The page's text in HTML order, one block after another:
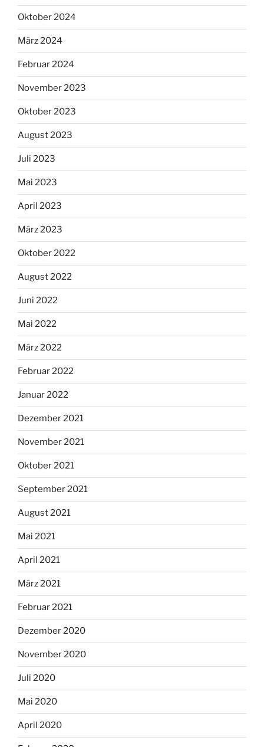
Oktober 2024
März 2024
Februar 2024
November 2023
Oktober 2023
August 2023
Juli 2023
Mai 2023
April 2023
März 2023
Oktober 2022
August 2022
Juni 2022
Mai 2022
März 2022
Februar 2022
Januar 2022
Dezember 2021
November 2021
Oktober 2021
September 2021
August 2021
Mai 2021
April 2021
März 2021
Februar 2021
Dezember 2020
November 2020
Juli 2020
Mai 2020
April 2020